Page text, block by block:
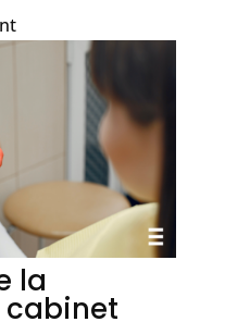
la
cabinet